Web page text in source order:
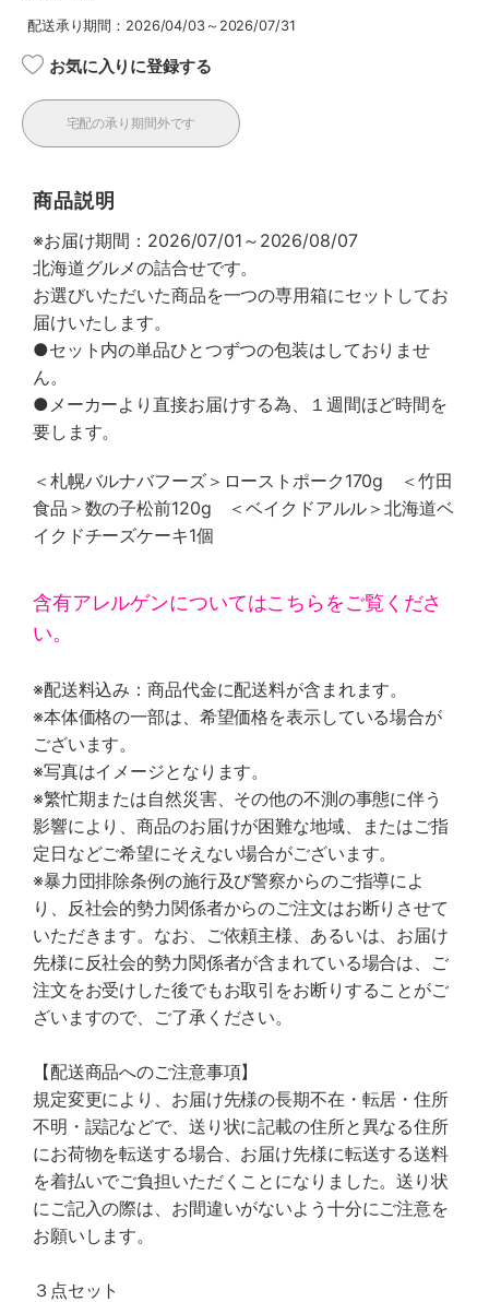
配送承り期間：2026/04/03～2026/07/31
お気に入りに登録する
宅配の承り期間外です
商品説明
※お届け期間：2026/07/01～2026/08/07
北海道グルメの詰合せです。
お選びいただいた商品を一つの専用箱にセットしてお
届けいたします。
●セット内の単品ひとつずつの包装はしておりませ
ん。
●メーカーより直接お届けする為、１週間ほど時間を
要します。
＜札幌バルナバフーズ＞ローストポーク170g ＜竹田
食品＞数の子松前120g ＜ベイクドアルル＞北海道ベ
イクドチーズケーキ1個
含有アレルゲンについてはこちらをご覧くださ
い。
※配送料込み：商品代金に配送料が含まれます。
※本体価格の一部は、希望価格を表示している場合が
ございます。
※写真はイメージとなります。
※繁忙期または自然災害、その他の不測の事態に伴う
影響により、商品のお届けが困難な地域、またはご指
定日などご希望にそえない場合がございます。
※暴力団排除条例の施行及び警察からのご指導によ
り、反社会的勢力関係者からのご注文はお断りさせて
いただきます。なお、ご依頼主様、あるいは、お届け
先様に反社会的勢力関係者が含まれている場合は、ご
注文をお受けした後でもお取引をお断りすることがご
ざいますので、ご了承ください。
【配送商品へのご注意事項】
規定変更により、お届け先様の長期不在・転居・住所
不明・誤記などで、送り状に記載の住所と異なる住所
にお荷物を転送する場合、お届け先様に転送する送料
を着払いでご負担いただくことになりました。送り状
にご記入の際は、お間違いがないよう十分にご注意を
お願いします。
３点セット